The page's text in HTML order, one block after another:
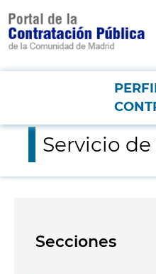
contenido
principal
Menú PCON
Servicio de
Servicio
Secciones